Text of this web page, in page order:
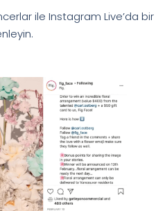
ile Instagram Live’da bir